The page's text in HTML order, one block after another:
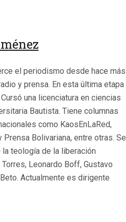
el periodismo desde hace más
y prensa. En esta última etapa
una licenciatura en ciencias
Bautista. Tiene columnas
como KaosEnLaRed,
Bolivariana, entre otras. Se
teología de la liberación
Leonardo Boff, Gustavo
Actualmente es dirigente